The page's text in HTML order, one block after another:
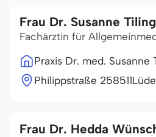
Frau Dr. Susanne Tiling
Fachärztin für
Praxis Dr. med. Susanne
Philippstraße 258511
Frau Dr. Hedda